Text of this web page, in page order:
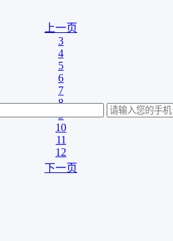
上一页
3
4
5
6
7
8
9
10
11
12
下一页